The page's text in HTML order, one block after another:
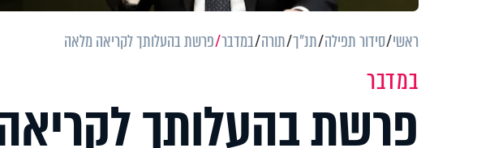
ראשי סידור תפילה תנ"ך תורה במדבר פרשת בהעלותך לקריאה מלאה
במדבר
פרשת בהעלותך